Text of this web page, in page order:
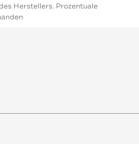
Herstellers. Prozentuale